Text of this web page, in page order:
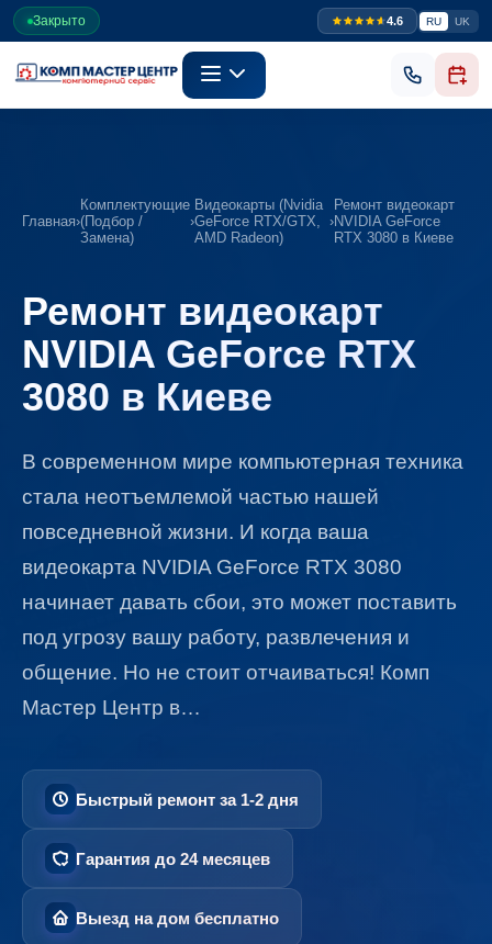
Закрыто 4.6 RU UK
Главная›
Комплектующие
(Подбор /
Замена)
›
Видеокарты (Nvidia
GeForce RTX/GTX,
AMD Radeon)
›
Ремонт видеокарт
NVIDIA GeForce
RTX 3080 в Киеве
Ремонт видеокарт
NVIDIA GeForce RTX
3080 в Киеве
В современном мире компьютерная техника
стала неотъемлемой частью нашей
повседневной жизни. И когда ваша
видеокарта NVIDIA GeForce RTX 3080
начинает давать сбои, это может поставить
под угрозу вашу работу, развлечения и
общение. Но не стоит отчаиваться! Комп
Мастер Центр в…
Быстрый ремонт за 1-2 дня
Гарантия до 24 месяцев
Выезд на дом бесплатно